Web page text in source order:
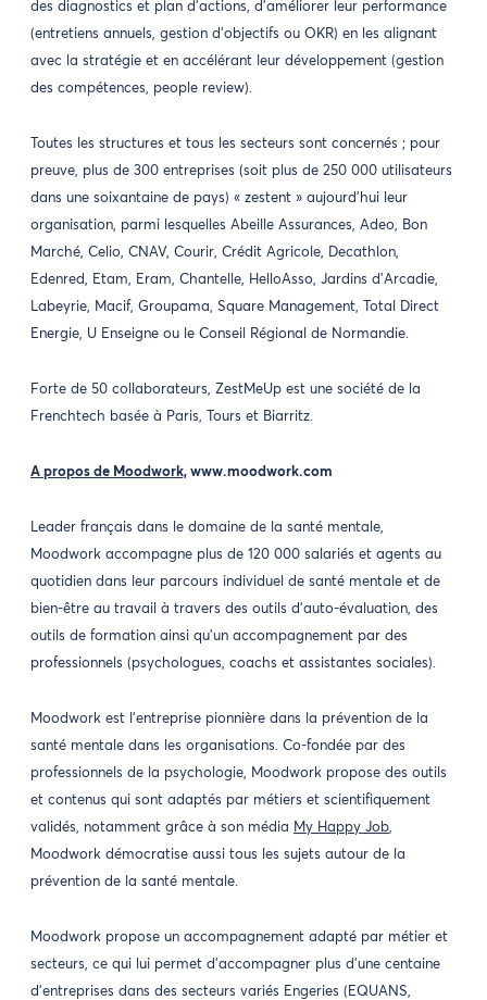
des diagnostics et plan d’actions, d’améliorer leur performance
(entretiens annuels, gestion d’objectifs ou OKR) en les alignant
avec la stratégie et en accélérant leur développement (gestion
des compétences, people review).
Toutes les structures et tous les secteurs sont concernés ; pour
preuve, plus de 300 entreprises (soit plus de 250 000 utilisateurs
dans une soixantaine de pays) « zestent » aujourd’hui leur
organisation, parmi lesquelles Abeille Assurances, Adeo, Bon
Marché, Celio, CNAV, Courir, Crédit Agricole, Decathlon,
Edenred, Etam, Eram, Chantelle, HelloAsso, Jardins d’Arcadie,
Labeyrie, Macif, Groupama, Square Management, Total Direct
Energie, U Enseigne ou le Conseil Régional de Normandie.
Forte de 50 collaborateurs, ZestMeUp est une société de la
Frenchtech basée à Paris, Tours et Biarritz.
A propos de Moodwork,www.moodwork.com
Leader français dans le domaine de la santé mentale,
Moodwork accompagne plus de 120 000 salariés et agents au
quotidien dans leur parcours individuel de santé mentale et de
bien-être au travail à travers des outils d’auto-évaluation, des
outils de formation ainsi qu’un accompagnement par des
professionnels (psychologues, coachs et assistantes sociales).
Moodwork est l’entreprise pionnière dans la prévention de la
santé mentale dans les organisations. Co-fondée par des
professionnels de la psychologie, Moodwork propose des outils
et contenus qui sont adaptés par métiers et scientifiquement
validés, notamment grâce à son média My Happy Job
Moodwork démocratise aussi tous les sujets autour de la
prévention de la santé mentale.
Moodwork propose un accompagnement adapté par métier et
secteurs, ce qui lui permet d’accompagner plus d’une centaine
d’entreprises dans des secteurs variés Engeries (EQUANS,